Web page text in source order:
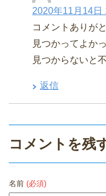
2020年11月14日
コメントありが
見つかってよか
見つからないと
返信
コメントを残
名前 (必須)